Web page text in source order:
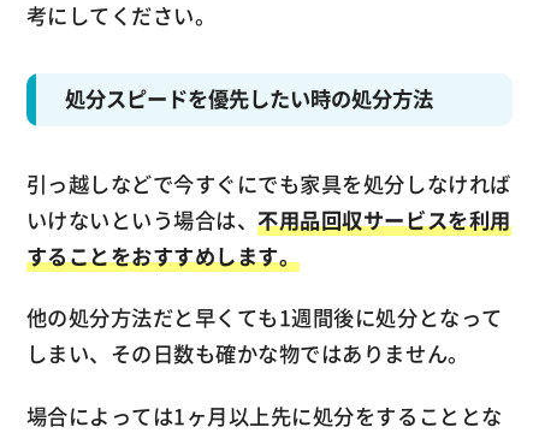
考にしてください。
処分スピードを優先したい時の処分方法
引っ越しなどで今すぐにでも家具を処分しなければ
いけないという場合は、不用品回収サービスを利用
することをおすすめします。
他の処分方法だと早くても1週間後に処分となって
しまい、その日数も確かな物ではありません。
場合によっては1ヶ月以上先に処分をすることとな